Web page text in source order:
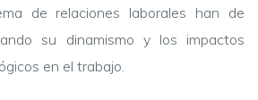
de relaciones laborales han de
su dinamismo y los impactos
en el trabajo.